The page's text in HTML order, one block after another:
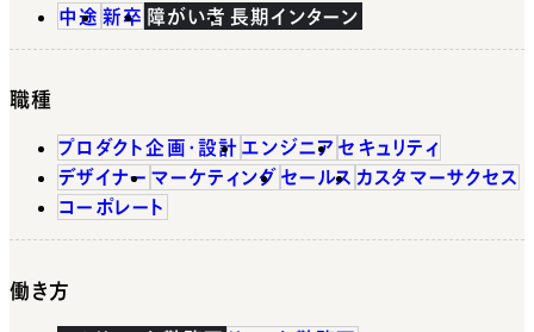
中途 新卒 障がい者 長期インターン
職種
プロダクト企画・設計 エンジニア セキュリティ
デザイナー マーケティング セールス カスタマーサクセス
コーポレート
働き方